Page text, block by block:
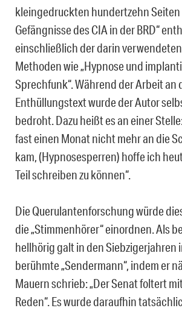
kleingedruckten hundertzehn Seiten
Gefängnisse des CIA in der BRD“
einschließlich der darin verwendeten
Methoden wie „Hypnose und
Sprechfunk“. Während der Arbeit an
Enthüllungstext wurde der Autor
bedroht. Dazu heißt es an einer
fast einen Monat nicht mehr an die
kam, (Hypnosesperren) hoffe ich
Teil schreiben zu können“.
Die Querulantenforschung würde
die „Stimmenhörer“ einordnen. Als
hellhörig galt in den Siebzigerjahren
berühmte „Sendermann“, indem er
Mauern schrieb: „Der Senat foltert
Reden“. Es wurde daraufhin